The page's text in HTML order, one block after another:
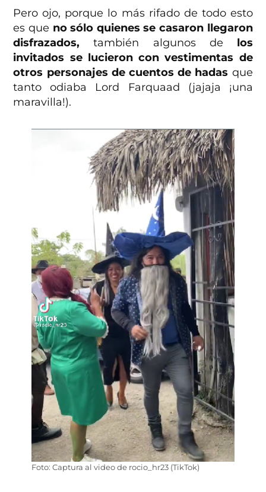
Pero ojo, porque lo más rifado de todo esto
es que no sólo quienes se casaron llegaron
disfrazados, también algunos de los
invitados se lucieron con vestimentas de
otros personajes de cuentos de hadas que
tanto odiaba Lord Farquaad (jajaja ¡una
maravilla!).
Foto: Captura al video de rocio_hr23 (TikTok)